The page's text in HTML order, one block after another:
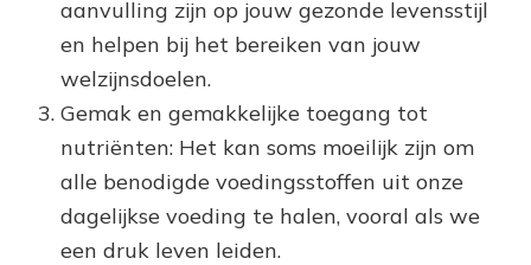
aanvulling zijn op jouw gezonde levensstijl
en helpen bij het bereiken van jouw
welzijnsdoelen.
Gemak en gemakkelijke toegang tot
nutriënten: Het kan soms moeilijk zijn om
alle benodigde voedingsstoffen uit onze
dagelijkse voeding te halen, vooral als we
een druk leven leiden.